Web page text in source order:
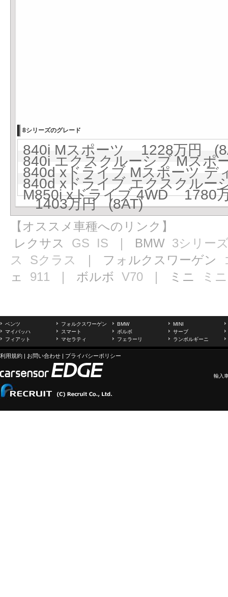
8シリーズのグレード
840i Mスポーツ 1228万円
840i エクスクルーシブ Mス
840d xドライブ Mスポーツ
840d xドライブ エクスクルー
1403万円 (8AT)
M850i xドライブ 4WD 1780
【オススメ車種へのリンク】
レクサス GS IS ｜ BMW 3シリー
ス
Sクラス ｜ フォルクスワーゲン
ェ 911 ｜ ボルボ V70 ｜ ミニ ミニ
ベンツ フォルクスワーゲン BMW
MINI
マイバッハ
スマート ボルボ
サーブ
フィアット
マセラティ フェラーリ ランボルギーニ
利用規約 | お問い合わせ | プライバシーポリシー
輸入